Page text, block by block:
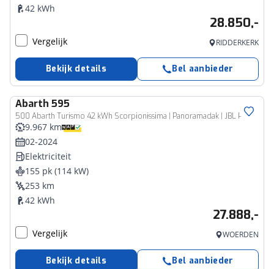
42 kWh
28.850,-
Vergelijk RIDDERKERK
Bekijk details Bel aanbieder
Abarth 595
500 Abarth Turismo 42 kWh Scorpionissima | Panoramadak | JBL Premium Sound System | Voorstoelen verwarmd
9.967 km
02-2024
Elektriciteit
155 pk (114 kW)
253 km
42 kWh
27.888,-
Vergelijk WOERDEN
Bekijk details Bel aanbieder